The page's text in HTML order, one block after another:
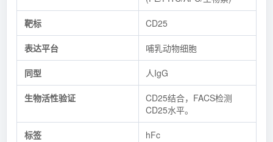
靶标 CD25
表达平台 哺乳动物细胞
同型 人IgG
生物活性验证
CD25结合，FACS检测
CD25水平。
标签 hFc